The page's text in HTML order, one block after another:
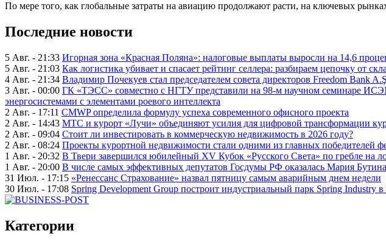
По мере того, как глобальные затраты на авиацию продолжают расти, на ключевых
Последние новости
5 Авг. - 21:33 Игорная зона «Красная Поляна»: налоговые выплаты выросли на 14,6
5 Авг. - 21:03 Как логистика убивает и спасает рейтинг селлера: разбираем цепочку от
4 Авг. - 21:34 Владимир Почекуев стал председателем совета директоров Freedom Bank
3 Авг. - 00:00 ГК «ТЭСС» совместно с НГТУ представили на 98-м научном семинаре
энергосистемами с элементами роевого интеллекта
2 Авг. - 17:11 CMWP определила формулу успеха современного офисного проекта
2 Авг. - 14:43 МТС и курорт «Лучи» объединяют усилия для цифровой трансформации
2 Авг. - 09:04 Стоит ли инвестировать в коммерческую недвижимость в 2026 году?
2 Авг. - 08:24 Проекты курортной недвижимости стали одними из главных победителей
1 Авг. - 20:32 В Твери завершился юбилейный XV Кубок «Русского Света» по гребле на
1 Авг. - 20:00 В числе самых эффективных депутатов Госдумы РФ оказалась Мария Бутина
31 Июл. - 17:15 «Ренессанс Страхование» назвал пятницу самым аварийным днем недели
30 Июл. - 17:08 Spring Development Group построит индустриальный парк Spring
Категории